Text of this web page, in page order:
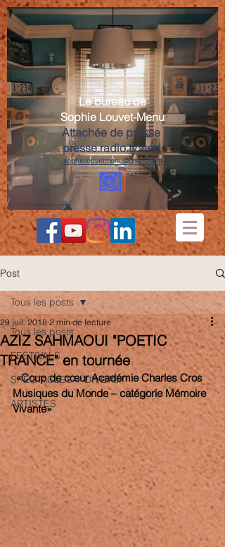
Le bureau de
Sophie Louvet-Menu
Attachée de presse
presse.radio.tv.web
sophielouvetmenu@gmail.com
Post
Tous les posts
FESTIVALS
SPECTACLES + DIVERS
ARTISTES
Tous les posts
AZIZ SAHMAOUI "POETIC
TRANCE" en tournée
29 juil. 2018 2 min de lecture
«Coup de cœur Académie Charles Cros
Musiques du Monde – catégorie Mémoire
Vivante»